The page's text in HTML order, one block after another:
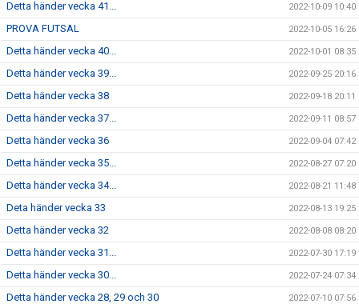
Detta händer vecka 41... 2022-10-09 10:40
PROVA FUTSAL 2022-10-05 16:26
Detta händer vecka 40... 2022-10-01 08:35
Detta händer vecka 39... 2022-09-25 20:16
Detta händer vecka 38 2022-09-18 20:11
Detta händer vecka 37... 2022-09-11 08:57
Detta händer vecka 36 2022-09-04 07:42
Detta händer vecka 35... 2022-08-27 07:20
Detta händer vecka 34... 2022-08-21 11:48
Deta händer vecka 33 2022-08-13 19:25
Detta händer vecka 32 2022-08-08 08:20
Detta händer vecka 31... 2022-07-30 17:19
Detta händer vecka 30... 2022-07-24 07:34
Detta händer vecka 28, 29 och 30 2022-07-10 07:56